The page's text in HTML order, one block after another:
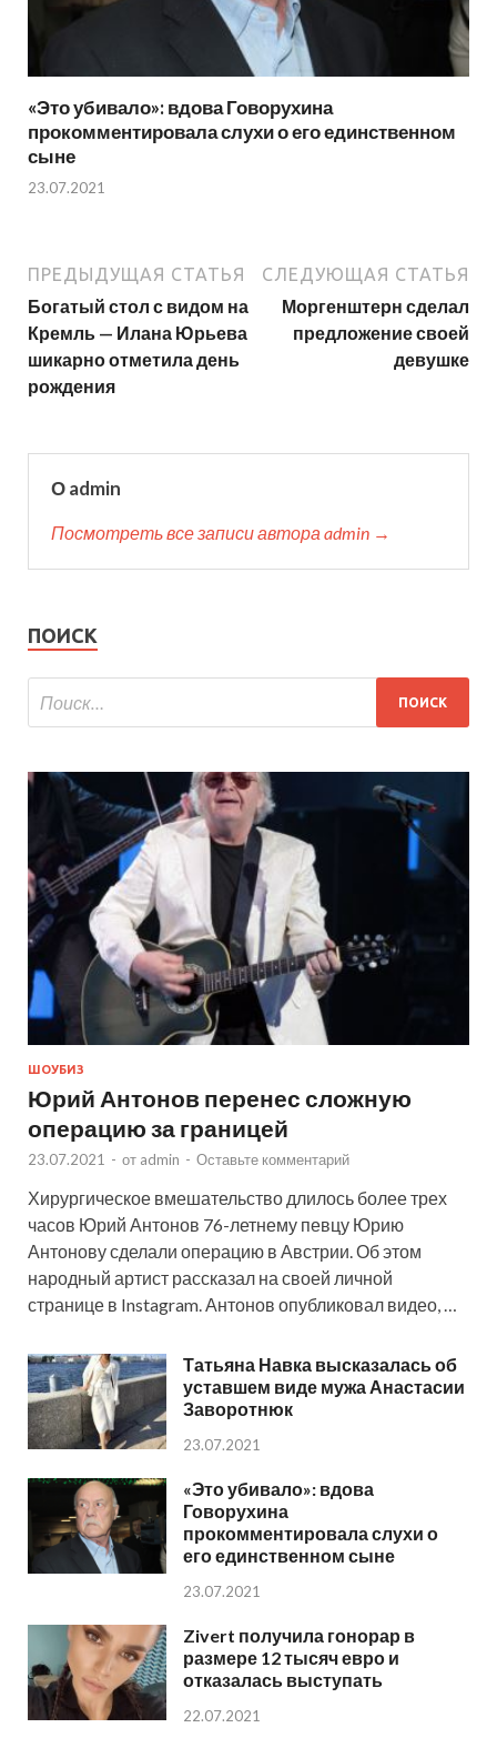
«Это убивало»: вдова Говорухина
прокомментировала слухи о его единственном
сыне
23.07.2021
ПРЕДЫДУЩАЯ СТАТЬЯ
Богатый стол с видом на
Кремль — Илана Юрьева
шикарно отметила день
рождения
СЛЕДУЮЩАЯ СТАТЬЯ
Моргенштерн сделал
предложение своей
девушке
О admin
Посмотреть все записи автора admin →
ПОИСК
ШОУБИЗ
Юрий Антонов перенес сложную
операцию за границей
23.07.2021 - от admin - Оставьте комментарий
Хирургическое вмешательство длилось более трех
часов Юрий Антонов 76-летнему певцу Юрию
Антонову сделали операцию в Австрии. Об этом
народный артист рассказал на своей личной
странице в Instagram. Антонов опубликовал видео, …
Татьяна Навка высказалась об
уставшем виде мужа Анастасии
Заворотнюк
23.07.2021
«Это убивало»: вдова
Говорухина
прокомментировала слухи о
его единственном сыне
23.07.2021
Zivert получила гонорар в
размере 12 тысяч евро и
отказалась выступать
22.07.2021